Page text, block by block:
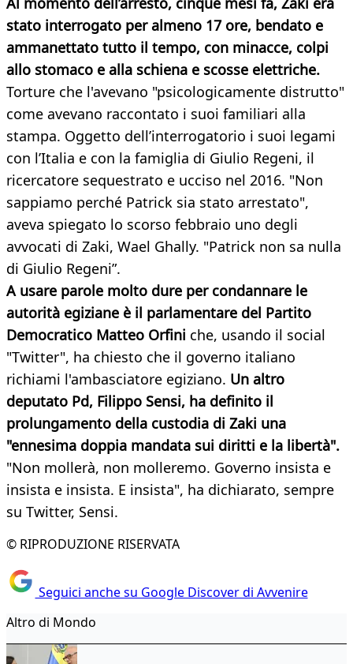
stato interrogato per almeno 17 ore, bendato e
ammanettato tutto il tempo, con minacce, colpi
allo stomaco e alla schiena e scosse elettriche.
Torture che l'avevano "psicologicamente distrutto"
come avevano raccontato i suoi familiari alla
stampa. Oggetto dell’interrogatorio i suoi legami
con l’Italia e con la famiglia di Giulio Regeni, il
ricercatore sequestrato e ucciso nel 2016. "Non
sappiamo perché Patrick sia stato arrestato",
aveva spiegato lo scorso febbraio uno degli
avvocati di Zaki, Wael Ghally. "Patrick non sa nulla
di Giulio Regeni”.
A usare parole molto dure per condannare le
autorità egiziane è il parlamentare del Partito
Democratico Matteo Orfini che, usando il social
"Twitter", ha chiesto che il governo italiano
richiami l'ambasciatore egiziano. Un altro
deputato Pd, Filippo Sensi, ha definito il
prolungamento della custodia di Zaki una
"ennesima doppia mandata sui diritti e la libertà".
"Non mollerà, non molleremo. Governo insista e
insista e insista. E insista", ha dichiarato, sempre
su Twitter, Sensi.
© RIPRODUZIONE RISERVATA
Seguici anche su Google Discover di Avvenire
Altro di Mondo